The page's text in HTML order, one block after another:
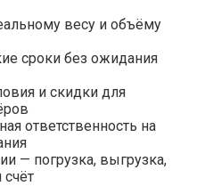
весу и объёму
сроки без ожидания
и скидки для
ответственность на
— погрузка, выгрузка,